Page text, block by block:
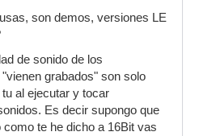
son demos, versiones LE
de sonido de los
grabados" son solo
al ejecutar y tocar
Es decir supongo que
como te he dicho a 16Bit vas